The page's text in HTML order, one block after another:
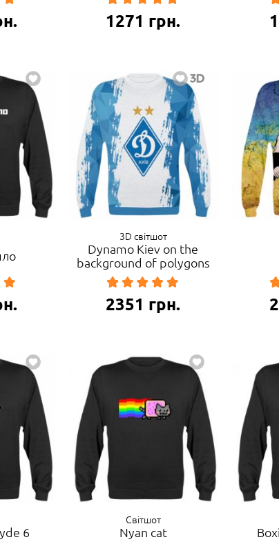
1271 грн.
3D світшот
Dynamo Kiev on the
background of polygons
2351 грн.
6
Світшот
Nyan cat